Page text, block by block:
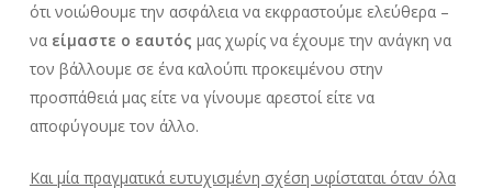
ότι νοιώθουμε την ασφάλεια να εκφραστούμε ελεύθερα –
να είμαστε ο εαυτός μας χωρίς να έχουμε την ανάγκη να
τον βάλλουμε σε ένα καλούπι προκειμένου στην
προσπάθειά μας είτε να γίνουμε αρεστοί είτε να
αποφύγουμε τον άλλο.
Και μία πραγματικά ευτυχισμένη σχέση υφίσταται όταν όλα